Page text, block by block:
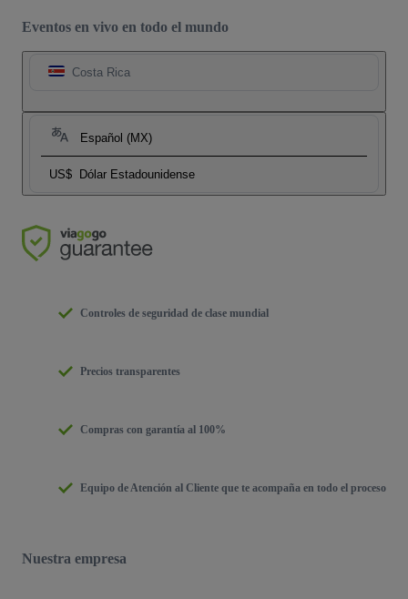
Eventos en vivo en todo el mundo
Costa Rica
Español (MX)
US$ Dólar Estadounidense
Controles de seguridad de clase mundial
Precios transparentes
Compras con garantía al 100%
Equipo de Atención al Cliente que te acompaña en todo el proceso
Nuestra empresa